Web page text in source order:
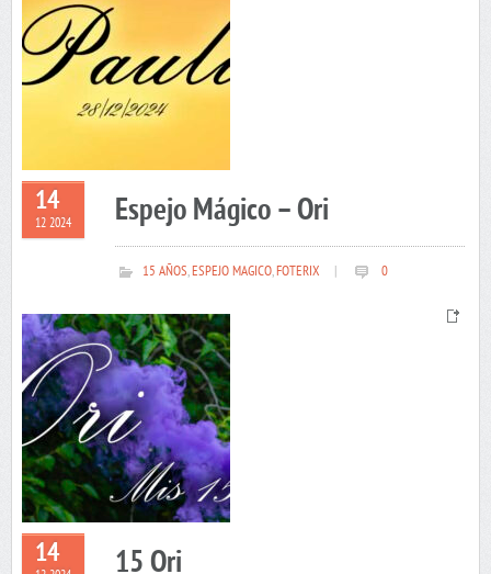
14
12 2024 Espejo Mágico – Ori
15 AÑOS,ESPEJO MAGICO,FOTERIX 0
14 15 Ori